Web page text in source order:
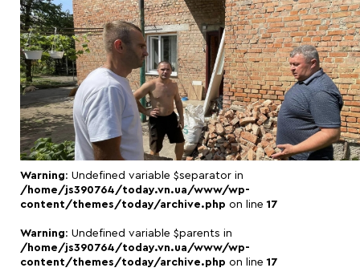
Warning: Undefined variable $separator in
/home/js390764/today.vn.ua/www/wp-
content/themes/today/archive.php on line 17
Warning: Undefined variable $parents in
/home/js390764/today.vn.ua/www/wp-
content/themes/today/archive.php on line 17